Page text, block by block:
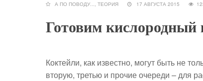
А ПО ПОВОДУ..., ТЕОРИЯ 17 АВГУСТА 2015
Готовим кислородный
Коктейли, как известно, могут быть не
вторую, третью и прочие очереди – для